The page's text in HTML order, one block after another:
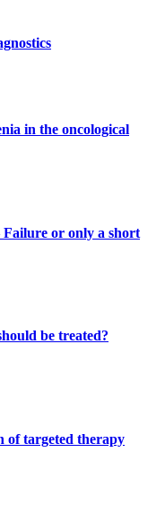
in the oncological
Failure or only a short
be treated?
of targeted therapy